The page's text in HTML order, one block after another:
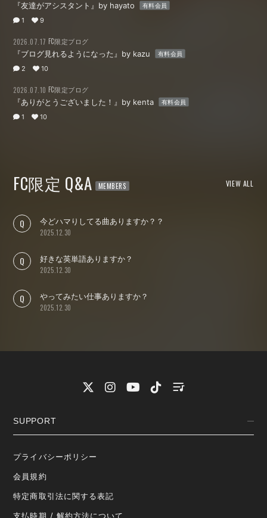
『友達がアシスタント』by hayato
有料会員
1 9
2026.07.17 FC限定ブログ
『ブログ見れるようになった』by kazu
有料会員
2 10
2026.07.10 FC限定ブログ
『ありがとうございました！』by kenta
有料会員
1 10
FC限定 Q&A VIEW ALL
今どハマりしてる曲ありますか？？
2025.12.30
好きな英単語ありますか？
2025.12.30
やってみたい仕事ありますか？
2025.12.30
SUPPORT
プライバシーポリシー
会員規約
特定商取引法に関する表記
支払時期 / 解約方法について